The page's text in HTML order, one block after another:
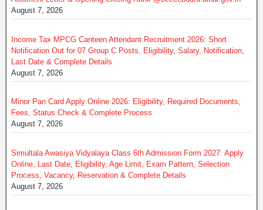
August 7, 2026
Income Tax MPCG Canteen Attendant Recruitment 2026: Short
Notification Out for 07 Group C Posts, Eligibility, Salary, Notification,
Last Date & Complete Details
August 7, 2026
Minor Pan Card Apply Online 2026: Eligibility, Required Documents,
Fees, Status Check & Complete Process
August 7, 2026
Simultala Awasiya Vidyalaya Class 6th Admission Form 2027: Apply
Online, Last Date, Eligibility, Age Limit, Exam Pattern, Selection
Process, Vacancy, Reservation & Complete Details
August 7, 2026